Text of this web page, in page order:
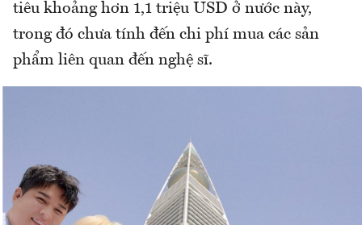
tiêu khoảng hơn 1,1 triệu USD ở nước này,
trong đó chưa tính đến chi phí mua các sản
phẩm liên quan đến nghệ sĩ.